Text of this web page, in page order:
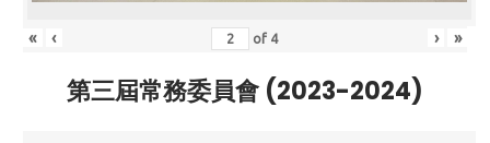
« ‹ of 4 › »
第三屆常務委員會 (2023-2024)